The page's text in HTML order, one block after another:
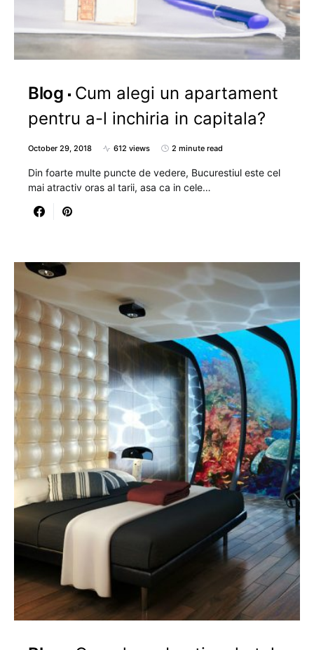
Blog
Cum alegi un apartament
pentru a-l inchiria in capitala?
October 29, 2018 612 views 2 minute read
Din foarte multe puncte de vedere, Bucurestiul este cel
mai atractiv oras al tarii, asa ca in cele…